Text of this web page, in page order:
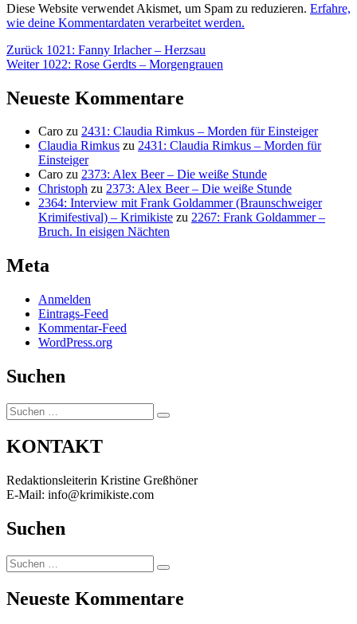
Diese Website verwendet Akismet, um Spam zu reduzieren. Erfahre,
wie deine Kommentardaten verarbeitet werden.
Beitragsnavigation
Zurück Vorheriger
Beitrag:
1021: Fanny Irlacher – Herzsau
Weiter Nächster
1022: Rose Gerdts – Morgengrauen
Neueste Kommentare
Caro zu 2431: Claudia Rimkus – Morden für Einsteiger
Claudia Rimkus zu 2431: Claudia Rimkus – Morden für
Einsteiger
Caro zu 2373: Alex Beer – Die weiße Stunde
Christoph zu 2373: Alex Beer – Die weiße Stunde
2364: Interview mit Frank Goldammer (Braunschweiger
Krimifestival) – Krimikiste zu 2267: Frank Goldammer –
Bruch. In eisigen Nächten
Meta
Anmelden
Eintrags-Feed
Kommentar-Feed
WordPress.org
Suchen
Suchen
nach:
Suchen
KONTAKT
Redaktionsleiterin Kristine Greßhöner
E-Mail: info@krimikiste.com
Suchen
Suchen
nach:
Suchen
Neueste Kommentare